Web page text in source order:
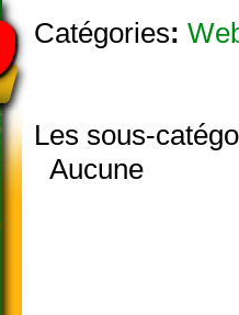
Catégories:
Les sous-
Aucune